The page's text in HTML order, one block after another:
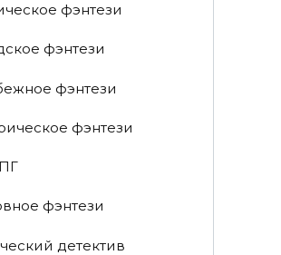
фэнтези
фэнтези
фэнтези
фэнтези
фэнтези
детектив